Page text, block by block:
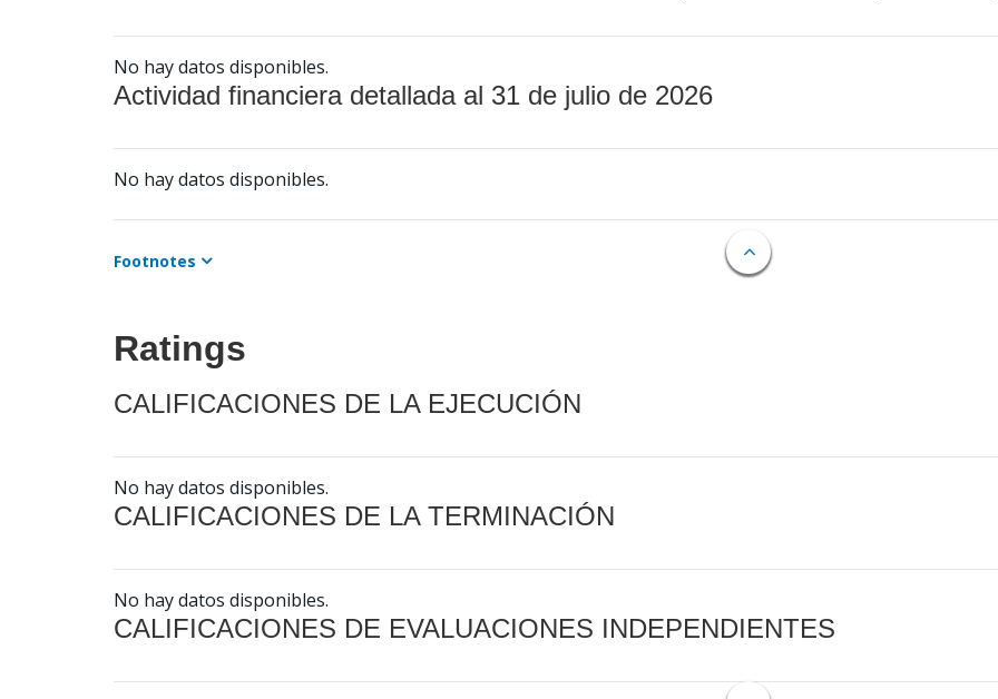
No hay datos disponibles.
Actividad financiera detallada al 31 de julio de 2026
No hay datos disponibles.
Footnotes
Ratings
CALIFICACIONES DE LA EJECUCIÓN
No hay datos disponibles.
CALIFICACIONES DE LA TERMINACIÓN
No hay datos disponibles.
CALIFICACIONES DE EVALUACIONES INDEPENDIENTES